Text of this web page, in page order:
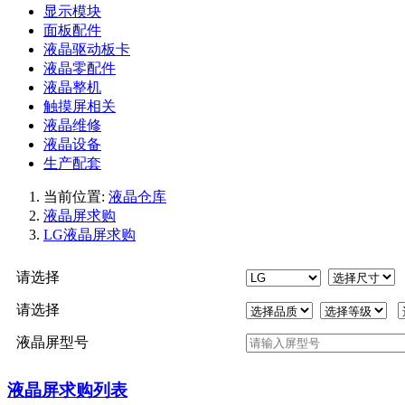
显示模块
面板配件
液晶驱动板卡
液晶零配件
液晶整机
触摸屏相关
液晶维修
液晶设备
生产配套
当前位置: 液晶仓库
液晶屏求购
LG液晶屏求购
请选择
请选择
液晶屏型号
液晶屏求购列表